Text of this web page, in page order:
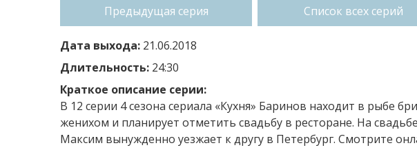
Предыдущая серия Список всех серий
Дата выхода: 21.06.2018
Длительность: 24:30
Краткое описание серии:
В 12 серии 4 сезона сериала «Кухня» Баринов находит в рыбе
женихом и планирует отметить свадьбу в ресторане. На
Максим вынужденно уезжает к другу в Петербург. Смотрите